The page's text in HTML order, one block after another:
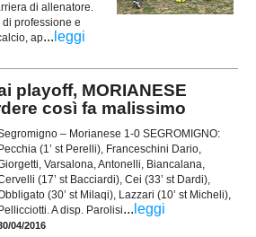
di allenatore.
professione e
ap... leggi
playoff, MORIANESE
così fa malissimo
– Morianese 1-0 SEGROMIGNO:
Pecchia (1’ st Perelli), Franceschini Dario,
Varsalona, Antonelli, Biancalana,
(17’ st Bacciardi), Cei (33’ st Dardi),
(30’ st Milaqi), Lazzari (10’ st Micheli),
Pellicciotti. A disp. Parolisi... leggi
04/2016